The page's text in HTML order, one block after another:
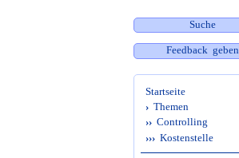
Suche
Feedback geben
Startseite
› Themen
›› Controlling
››› Kostenstelle